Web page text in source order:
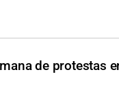
de protestas